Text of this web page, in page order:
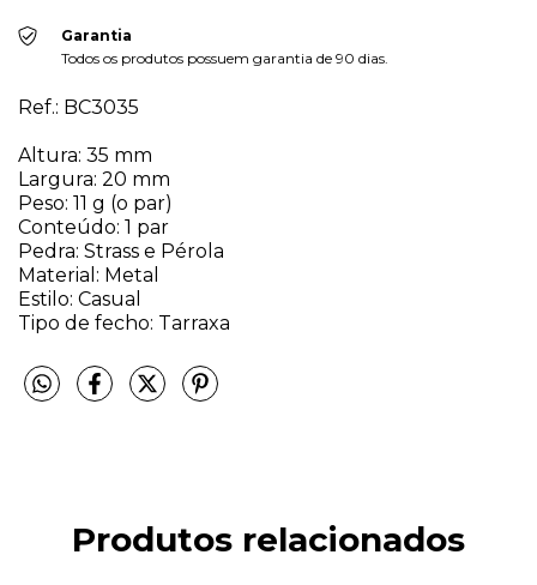
Garantia
Todos os produtos possuem garantia de 90 dias.
Ref.: BC3035
Altura: 35 mm
Largura: 20 mm
Peso: 11 g (o par)
Conteúdo: 1 par
Pedra: Strass e Pérola
Material: Metal
Estilo: Casual
Tipo de fecho: Tarraxa
Produtos relacionados